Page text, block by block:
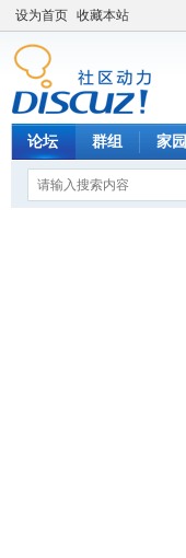
设为首页 收藏本站
论坛 群组 家园